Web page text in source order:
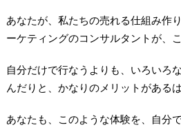
あなたが、私たちの売れる仕組み作
ーケティングのコンサルタントが、
自分だけで行なうよりも、いろいろ
んだりと、かなりのメリットがあるは
あなたも、このような体験を、自分